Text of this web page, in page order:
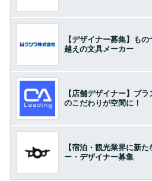
【デザイナー募集】も
越えの文具メーカー
【店舗デザイナー】ブ
のこだわりが空間に！
【宿泊・観光業界に新
ー・デザイナー募集